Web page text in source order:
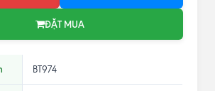
ĐẶT MUA
BT974